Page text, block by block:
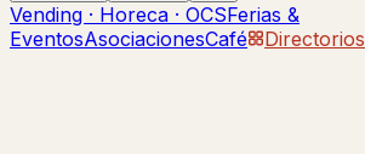
Vending · Horeca · OCSFerias &
EventosAsociacionesCafé Directorios